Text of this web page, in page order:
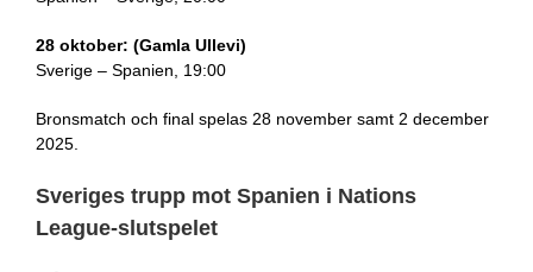
28 oktober: (Gamla Ullevi)
Sverige – Spanien, 19:00
Bronsmatch och final spelas 28 november samt 2 december
2025.
Sveriges trupp mot Spanien i Nations
League-slutspelet